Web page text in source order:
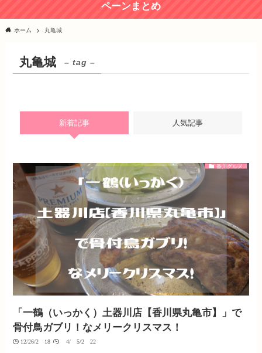
ペーンまとめ
ホーム 丸亀城
丸亀城 – tag –
新着記事 人気記事
香川グルメ
「一鶴（いっかく）土器川店【香川県丸亀市】」で
骨付鳥ガブリ！なメリークリスマス！
12/26/2018 04/05/2022